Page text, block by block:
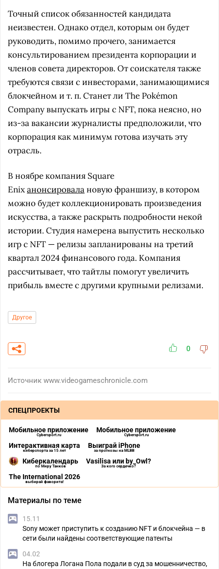
Точный список обязанностей кандидата
неизвестен. Однако отдел, которым он будет
руководить, помимо прочего, занимается
консультированием президента корпорации и
членов совета директоров. От соискателя также
требуются связи с инвесторами, занимающимися
блокчейном и т. п. Станет ли The Pokémon
Company выпускать игры с NFT, пока неясно, но
из-за вакансии журналисты предположили, что
корпорация как минимум готова изучать эту
отрасль.
В ноябре компания Square
Enixанонсировалановую франшизу, в котором
можно будет коллекционировать произведения
искусства, а также раскрыть подробности некой
истории. Студия намерена выпустить несколько
игр с NFT — релизы запланированы на третий
квартал 2024 финансового года. Компания
рассчитывает, что тайтлы помогут увеличить
прибыль вместе с другими крупными релизами.
Другое
0
Источник www.videogameschronicle.com
СПЕЦПРОЕКТЫ
Мобильное приложение
Cybersport.ru
Мобильное приложение
Cybersport.ru
Интерактивная карта
киберспорта за 15 лет
Выиграй iPhone
за прогнозы на MLBB
Киберкалендарь
по Миру Танков
Vasilisa или by_Owl?
За кого сердечко?
The International 2026
выбирай фаворита!
Материалы по теме
15.11
Sony может приступить к созданию NFT и блокчейна — в
сети были найдены соответствующие патенты
04.02
На блогера Логана Пола подали в суд за мошенничество,